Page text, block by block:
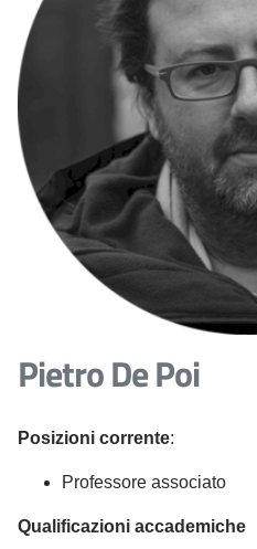
Pietro De Poi
Posizioni corrente:
Professore associato
Qualificazioni accademiche